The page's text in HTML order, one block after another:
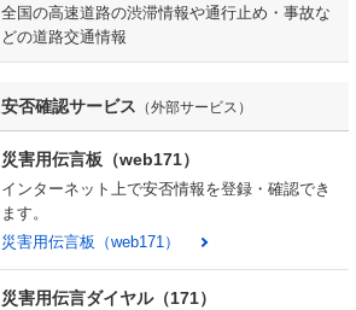
全国の高速道路の渋滞情報や通行止め・事故な
どの道路交通情報
安否確認サービス （外部サービス）
災害用伝言板（web171）
インターネット上で安否情報を登録・確認でき
ます。
災害用伝言板（web171）
災害用伝言ダイヤル（171）